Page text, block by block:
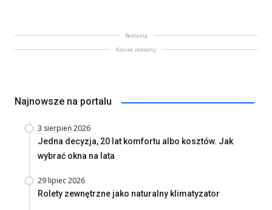
Reklama
Koniec reklamy
Najnowsze na portalu
3 sierpień 2026
Jedna decyzja, 20 lat komfortu albo kosztów. Jak
wybrać okna na lata
29 lipiec 2026
Rolety zewnętrzne jako naturalny klimatyzator